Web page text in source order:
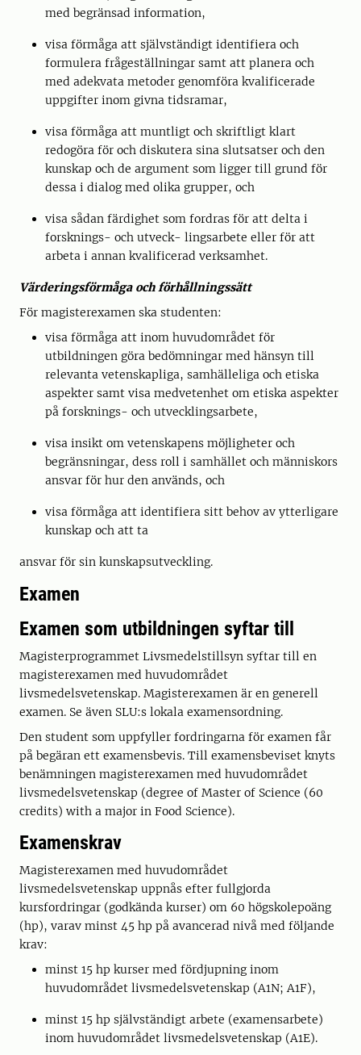
med begränsad information,
visa förmåga att självständigt identifiera och
formulera frågeställningar samt att planera och
med adekvata metoder genomföra kvalificerade
uppgifter inom givna tidsramar,
visa förmåga att muntligt och skriftligt klart
redogöra för och diskutera sina slutsatser och den
kunskap och de argument som ligger till grund för
dessa i dialog med olika grupper, och
visa sådan färdighet som fordras för att delta i
forsknings- och utveck- lingsarbete eller för att
arbeta i annan kvalificerad verksamhet.
Värderingsförmåga och förhållningssätt
För magisterexamen ska studenten:
visa förmåga att inom huvudområdet för
utbildningen göra bedömningar med hänsyn till
relevanta vetenskapliga, samhälleliga och etiska
aspekter samt visa medvetenhet om etiska aspekter
på forsknings- och utvecklingsarbete,
visa insikt om vetenskapens möjligheter och
begränsningar, dess roll i samhället och människors
ansvar för hur den används, och
visa förmåga att identifiera sitt behov av ytterligare
kunskap och att ta
ansvar för sin kunskapsutveckling.
Examen
Examen som utbildningen syftar till
Magisterprogrammet Livsmedelstillsyn syftar till en
magisterexamen med huvudområdet
livsmedelsvetenskap. Magisterexamen är en generell
examen. Se även SLU:s lokala examensordning.
Den student som uppfyller fordringarna för examen får
på begäran ett examensbevis. Till examensbeviset knyts
benämningen magisterexamen med huvudområdet
livsmedelsvetenskap (degree of Master of Science (60
credits) with a major in Food Science).
Examenskrav
Magisterexamen med huvudområdet
livsmedelsvetenskap uppnås efter fullgjorda
kursfordringar (godkända kurser) om 60 högskolepoäng
(hp), varav minst 45 hp på avancerad nivå med följande
krav:
minst 15 hp kurser med fördjupning inom
huvudområdet livsmedelsvetenskap (A1N; A1F),
minst 15 hp självständigt arbete (examensarbete)
inom huvudområdet livsmedelsvetenskap (A1E).